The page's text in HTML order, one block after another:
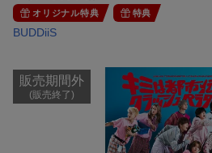
オリジナル特典 特典
BUDDiiS
販売期間外
(販売終了)